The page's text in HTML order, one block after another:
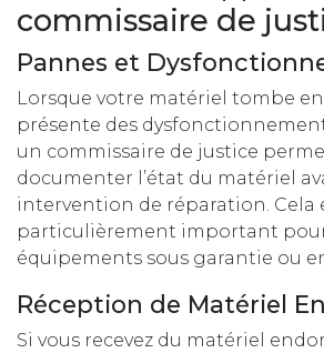
commissaire de
Pannes et
Lorsque votre matériel tombe
présente des
un commissaire de justice
documenter l’état du matériel
intervention de réparation. Cela
particulièrement important
équipements sous garantie ou
Réception de Matériel
Si vous recevez du matériel